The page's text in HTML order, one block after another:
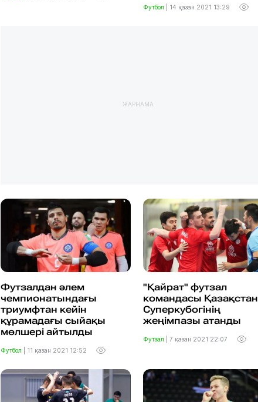
Футбол 14 қазан 2021 13:29
ЖАРНАМА
Футзалдан әлем
чемпионатындағы
триумфтан кейін
құрамадағы сыйақы
мөлшері айтылды
Футбол 11 қазан 2021 12:52
"Қайрат" футзал
командасы Қазақстан
Суперкубогінің
жеңімпазы атанды
Футзал 7 қазан 2021 22:07